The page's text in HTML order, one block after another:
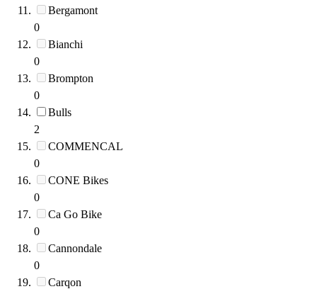
Bergamont
0
Bianchi
0
Brompton
0
Bulls
2
COMMENCAL
0
CONE Bikes
0
Ca Go Bike
0
Cannondale
0
Carqon